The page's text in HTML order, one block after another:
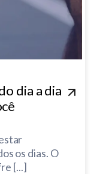
dia a dia
os dias. O
[...]